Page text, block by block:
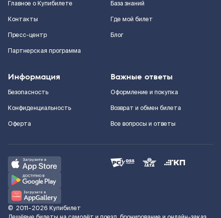
Главное о Купибилете
Контакты
Пресс-центр
Партнерская программа
База знаний
Где мой билет
Блог
Информация
Безопасность
Конфиденциальность
Оферта
Важные ответы
Оформление и покупка
Возврат и обмен билета
Все вопросы и ответы
© 2011–2026 Купибилет